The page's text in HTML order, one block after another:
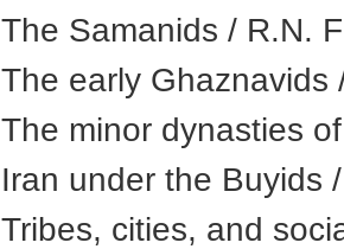
The Samanids / R.N.
The early Ghaznavids
The minor dynasties
Iran under the Buyids
Tribes, cities, and